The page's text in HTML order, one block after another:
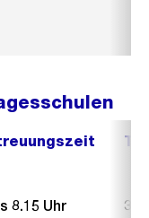
8.15 Uhr 3.–